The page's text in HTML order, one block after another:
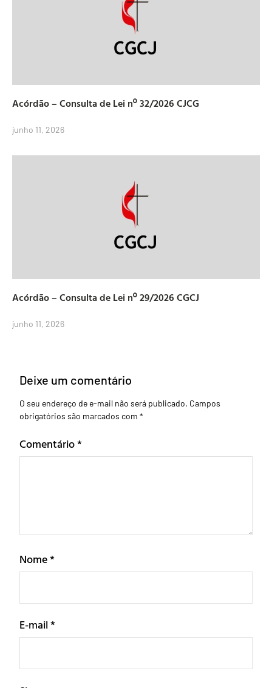
Acórdão – Consulta de Lei nº 32/2026 CJCG
junho 11, 2026
Acórdão – Consulta de Lei nº 29/2026 CGCJ
junho 11, 2026
Deixe um comentário
O seu endereço de e-mail não será publicado. Campos
obrigatórios são marcados com *
Comentário*
Nome*
E-mail*